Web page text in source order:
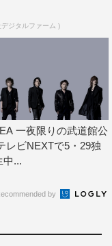
デジタルファーム )
一夜限りの武道館公
レビNEXTで5・29独
中...
by